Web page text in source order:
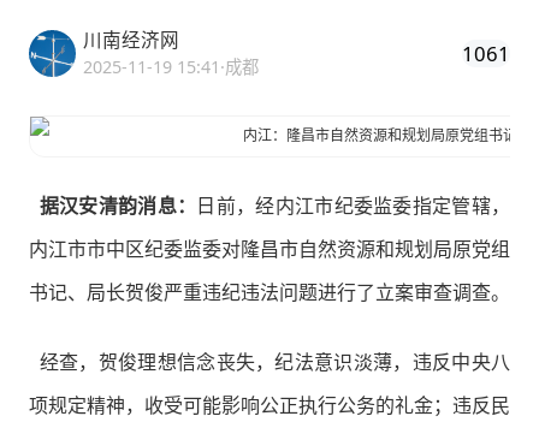
川南经济网
2025-11-19 15:41 ·成都 1061
据汉安清韵消息： 日前，经内江市纪委监委指定管辖，
内江市市中区纪委监委对隆昌市自然资源和规划局原党组
书记、局长贺俊严重违纪违法问题进行了立案审查调查。
经查，贺俊理想信念丧失，纪法意识淡薄，违反中央八
项规定精神，收受可能影响公正执行公务的礼金；违反民